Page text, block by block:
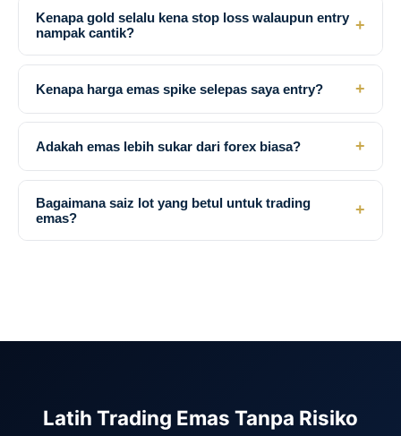
Kenapa gold selalu kena stop loss walaupun entry
nampak cantik?
+
Kenapa harga emas spike selepas saya entry? +
Adakah emas lebih sukar dari forex biasa? +
Bagaimana saiz lot yang betul untuk trading
emas?
+
Latih Trading Emas Tanpa Risiko